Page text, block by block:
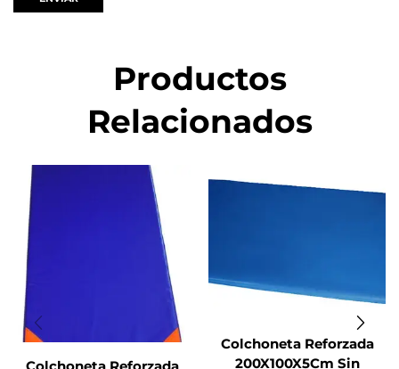
Productos
Relacionados
Colchoneta Reforzada
200X100X5Cm Sin